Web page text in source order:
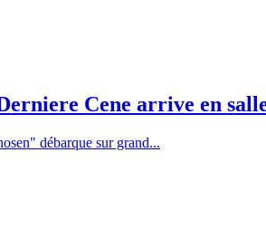
Cene arrive en
débarque sur grand...